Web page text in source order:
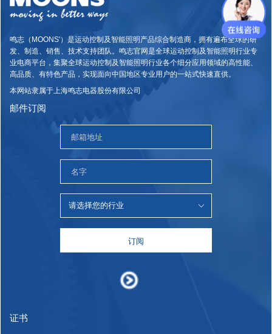
鸣志（MOONS'）是运动控制及智能照明产品综合制造商，拥有遍布全球的研
发、制造、销售、技术支持团队。鸣志官网是全球运动控制及智能照明行业专
业电商平台，集聚全球运动控制及智能照明行业各个细分应用领域的高性能、
高品质、有特色产品，实现面向中国地区专业用户的一站式快速直供。
本网站隶属于上海鸣志电器股份有限公司
邮件订阅
订阅
证书